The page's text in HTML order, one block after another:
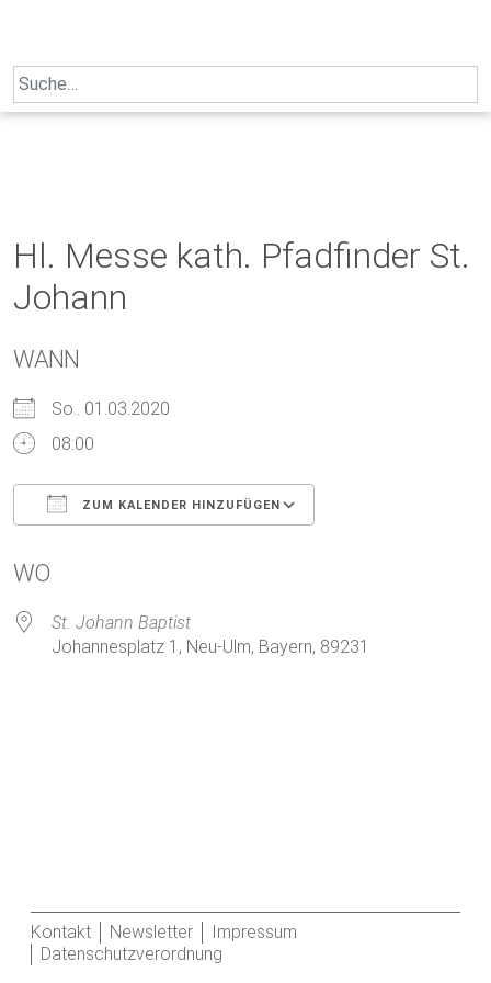
Search
for:
Hl. Messe kath. Pfadfinder St.
Johann
WANN
So.. 01.03.2020
08:00
ZUM KALENDER HINZUFÜGEN
WO
St. Johann Baptist
Johannesplatz 1, Neu-Ulm, Bayern, 89231
Kontakt Newsletter
Impressum
Datenschutzverordnung